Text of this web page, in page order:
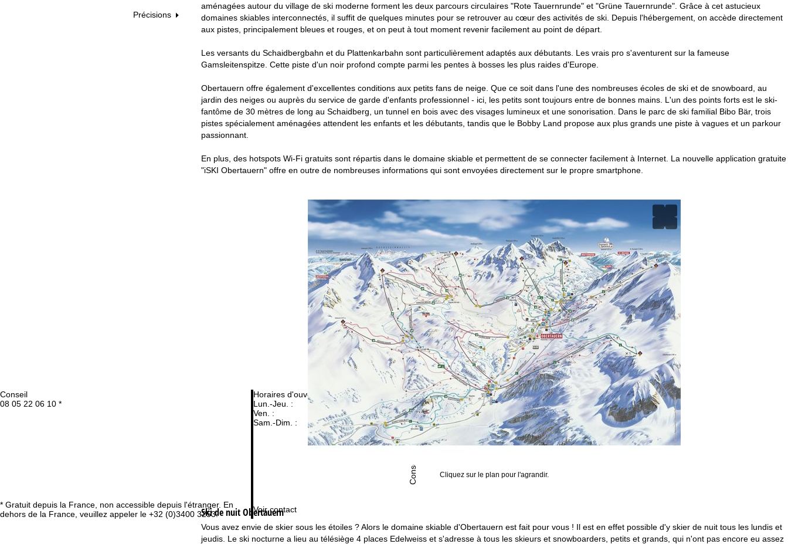
Conseil
08 05 22 06 10 *
* Gratuit depuis la France, non accessible depuis l'étranger. En
dehors de la France, veuillez appeler le +32 (0)3400 3253.
Horaires d'ouverture
Lun.-Jeu. :
09h00-17h00
Ven. :
09h00-14h00
Sam.-Dim. :
fermé
Voir contact
Conseil
Précisions
aménagées autour du village de ski moderne forment les deux parcours circulaires "Rote Tauernrunde" et "Grüne Tauernrunde". Grâce à cet astucieux
domaines skiables interconnectés, il suffit de quelques minutes pour se retrouver au cœur des activités de ski. Depuis l'hébergement, on accède directement
aux pistes, principalement bleues et rouges, et on peut à tout moment revenir facilement au point de départ.
Les versants du Schaidbergbahn et du Plattenkarbahn sont particulièrement adaptés aux débutants. Les vrais pro s'aventurent sur la fameuse
Gamsleitenspitze. Cette piste d'un noir profond compte parmi les pentes à bosses les plus raides d'Europe.
Obertauern offre également d'excellentes conditions aux petits fans de neige. Que ce soit dans l'une des nombreuses écoles de ski et de snowboard, au
jardin des neiges ou auprès du service de garde d'enfants professionnel - ici, les petits sont toujours entre de bonnes mains. L'un des points forts est le ski-
fantôme de 30 mètres de long au Schaidberg, un tunnel en bois avec des visages lumineux et une sonorisation. Dans le parc de ski familial Bibo Bär, trois
pistes spécialement aménagées attendent les enfants et les débutants, tandis que le Bobby Land propose aux plus grands une piste à vagues et un parkour
passionnant.
En plus, des hotspots Wi-Fi gratuits sont répartis dans le domaine skiable et permettent de se connecter facilement à Internet. La nouvelle application gratuite
"iSKI Obertauern" offre en outre de nombreuses informations qui sont envoyées directement sur le propre smartphone.
Cliquez sur le plan pour l'agrandir.
Ski de nuitObertauern
Vous avez envie de skier sous les étoiles ? Alors le domaine skiable d'Obertauern est fait pour vous ! Il est en effet possible d'y skier de nuit tous les lundis et
jeudis. Le ski nocturne a lieu au télésiège 4 places Edelweiss et s'adresse à tous les skieurs et snowboarders, petits et grands, qui n'ont pas encore eu assez